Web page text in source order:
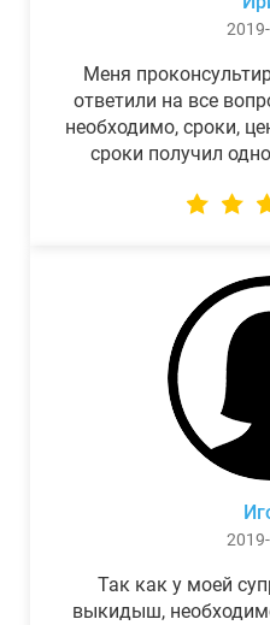
Меня
ответили на все
необходимо, сроки,
сроки получил
Так как у моей
выкидыш,